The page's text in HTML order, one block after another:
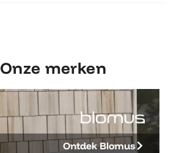
Onze merken
Ontdek Blomus